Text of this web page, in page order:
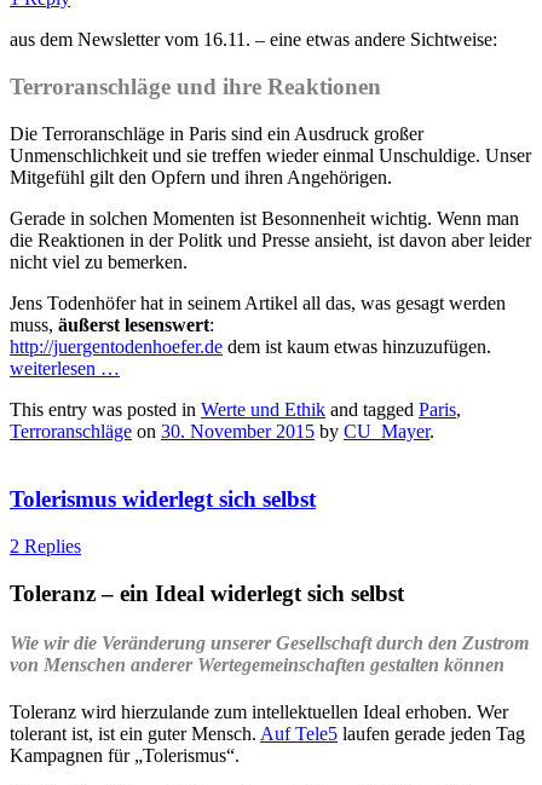
aus dem Newsletter vom 16.11. – eine etwas andere Sichtweise:
Terroranschläge und ihre Reaktionen
Die Terroranschläge in Paris sind ein Ausdruck großer
Unmenschlichkeit und sie treffen wieder einmal Unschuldige. Unser
Mitgefühl gilt den Opfern und ihren Angehörigen.
Gerade in solchen Momenten ist Besonnenheit wichtig. Wenn man
die Reaktionen in der Politk und Presse ansieht, ist davon aber leider
nicht viel zu bemerken.
Jens Todenhöfer hat in seinem Artikel all das, was gesagt werden
muss, äußerst lesenswert:
http://juergentodenhoefer.de dem ist kaum etwas hinzuzufügen.
weiterlesen …
This entry was posted in Werte und Ethik and tagged Paris,
Terroranschläge on 30. November 2015 by CU_Mayer.
Tolerismus widerlegt sich selbst
2 Replies
Toleranz – ein Ideal widerlegt sich selbst
Wie wir die Veränderung unserer Gesellschaft durch den Zustrom
von Menschen anderer Wertegemeinschaften gestalten können
Toleranz wird hierzulande zum intellektuellen Ideal erhoben. Wer
tolerant ist, ist ein guter Mensch. Auf Tele5 laufen gerade jeden Tag
Kampagnen für „Tolerismus“.